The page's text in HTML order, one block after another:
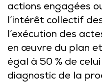
actions engagées
l’intérêt collectif
l’exécution des
en œuvre du plan
égal à 50 % de
diagnostic de la